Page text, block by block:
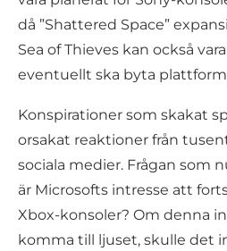
då ”Shattered Space”
Sea of Thieves kan också
eventuellt ska byta
Konspirationer som skakat
orsakat reaktioner från
sociala medier. Frågan som
är Microsofts intresse att
Xbox-konsoler? Om denna
komma till ljuset, skulle det